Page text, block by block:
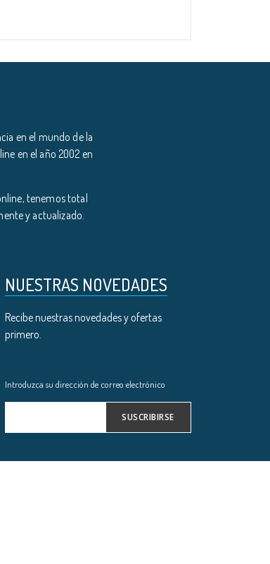
en el mundo de la
en el año 2002 en
tenemos total
y actualizado.
NUESTRAS NOVEDADES
Recibe nuestras novedades y ofertas
primero.
Introduzca su dirección de correo electrónico
SUSCRIBIRSE